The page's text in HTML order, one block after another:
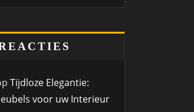
Tijdloze Elegantie:
voor uw Interieur